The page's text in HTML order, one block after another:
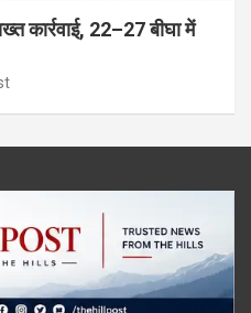
कार्रवाई, 22–27 बीघा में